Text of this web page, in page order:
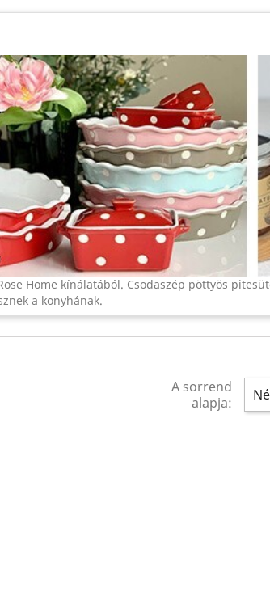
Home kínálatából. Csodaszép pöttyös
a konyhának.
A sorrend
alapja: